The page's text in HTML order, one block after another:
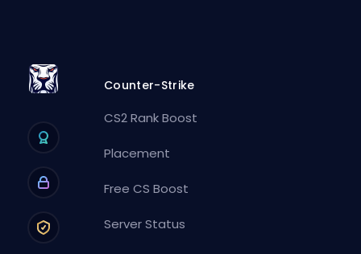
Counter-Strike
CS2 Rank Boost
Placement
Free CS Boost
Server Status